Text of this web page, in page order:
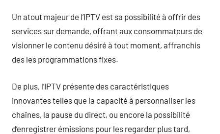
Un atout majeur de l’IPTV est sa possibilité à offrir des
services sur demande, offrant aux consommateurs de
visionner le contenu désiré à tout moment, affranchis
des les programmations fixes.
De plus, l’IPTV présente des caractéristiques
innovantes telles que la capacité à personnaliser les
chaînes, la pause du direct, ou encore la possibilité
d’enregistrer émissions pour les regarder plus tard,